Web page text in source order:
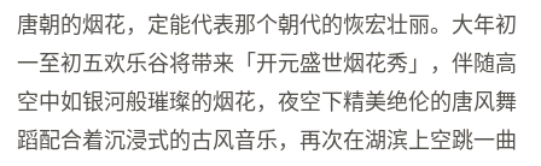
唐朝的烟花，定能代表那个朝代的恢宏壮丽。大年初
一至初五欢乐谷将带来「开元盛世烟花秀」，伴随高
空中如银河般璀璨的烟花，夜空下精美绝伦的唐风舞
蹈配合着沉浸式的古风音乐，再次在湖滨上空跳一曲